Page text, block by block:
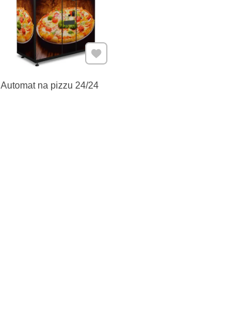
Automat na pizzu 24/24
Pridať k Obľúbeným